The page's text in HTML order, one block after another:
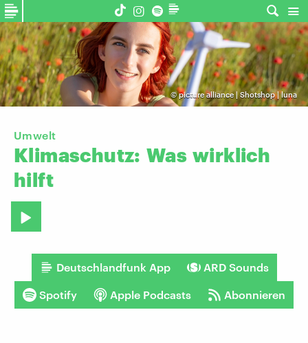
©picture alliance | Shotshop | luna
Umwelt
Klimaschutz: Was wirklich
hilft
Deutschlandfunk App ARD Sounds
Spotify Apple Podcasts Abonnieren